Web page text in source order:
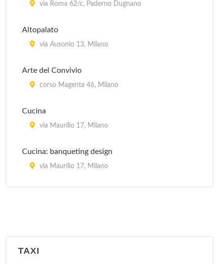
via Roma 62/c, Paderno Dugnano
Altopalato
via Ausonio 13, Milano
Arte del Convivio
corso Magenta 46, Milano
Cucina
via Maurilio 17, Milano
Cucina: banqueting design
via Maurilio 17, Milano
via Carlo Farini 70, Milano
TAXI